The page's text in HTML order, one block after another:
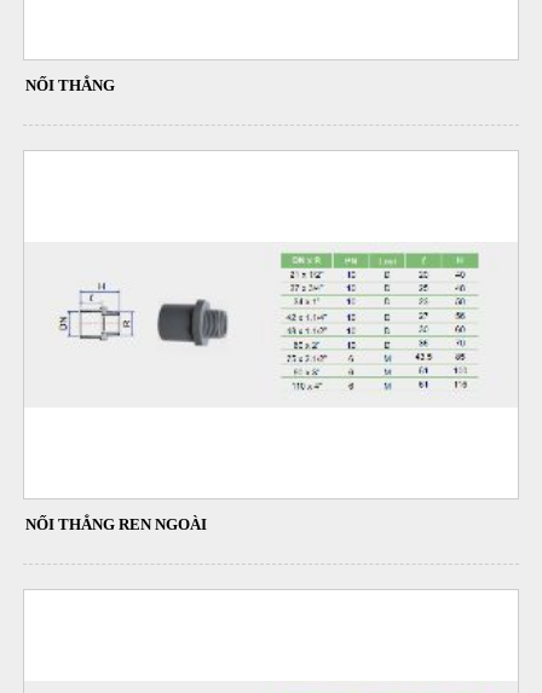
NỐI THẲNG
NỐI THẲNG REN NGOÀI